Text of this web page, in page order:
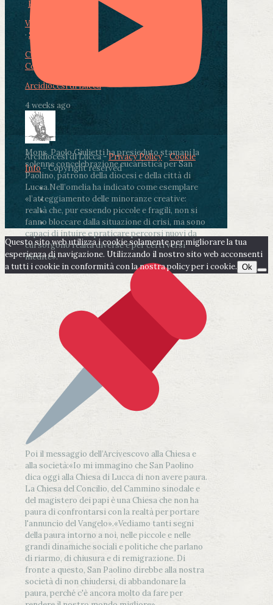
Photo
View on Facebook
· Share
Condividi su Facebook
Condividi su LinkedIn
Arcidiocesi di Lucca
4 weeks ago
Mons. Paolo Giulietti ha presieduto stamani la
solenne concelebrazione eucaristica per San
Paolino, patrono della diocesi e della città di
Lucca.Nell’omelia ha indicato come esemplare
«l’atteggiamento delle minoranze creative:
realtà che, pur essendo piccole e fragili, non si
fanno bloccare dalla situazione di crisi, ma sono
capaci di intuire e praticare percorsi nuovi da
cui sorgono realtà diverse e per certi versi
inedite».
Poi il messaggio dell’Arcivescovo alla Chiesa e
alla società:«Io mi immagino che San Paolino
dica oggi alla Chiesa di Lucca di non avere paura.
La Chiesa del Concilio, del Cammino sinodale e
del magistero dei papi è una Chiesa che non ha
paura di confrontarsi con la realtà per portare
l'annuncio del Vangelo».«Vediamo tanti segni
della paura intorno a noi, nelle piccole e nelle
grandi dinamiche sociali e politiche che parlano
di riarmo, di chiusura e di remigrazione. Di
fronte a questo, San Paolino direbbe alla nostra
società di non chiudersi, di abbandonare la
paura, perché c'è ancora molto da fare per
Arcidiocesi di Lucca -Privacy Policy-Cookie
Info- Copyright reserved
Questo sito web utilizza i cookie solamente per migliorare la tua
esperienza di navigazione. Utilizzando il nostro sito web acconsenti
a tutti i cookie in conformità con la nostra policy per i cookie. Ok